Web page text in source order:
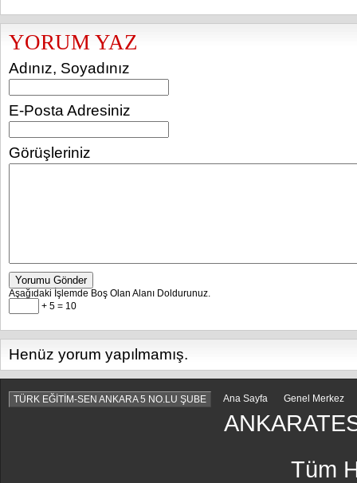
YORUM YAZ
Adınız, Soyadınız
E-Posta Adresiniz
Görüşleriniz
Yorumu Gönder
Aşağıdaki İşlemde Boş Olan Alanı Doldurunuz.
+ 5 = 10
Henüz yorum yapılmamış.
TÜRK EĞİTİM-SEN ANKARA 5 NO.LU ŞUBE Ana Sayfa Genel Merkez
Tüm